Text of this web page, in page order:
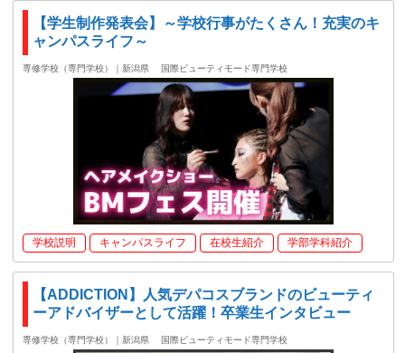
【学生制作発表会】～学校行事がたくさん！充実のキ
ャンパスライフ～
専修学校（専門学校）｜新潟県 国際ビューティモード専門学校
学校説明 キャンパスライフ 在校生紹介 学部学科紹介
【ADDICTION】人気デパコスブランドのビューティ
ーアドバイザーとして活躍！卒業生インタビュー
専修学校（専門学校）｜新潟県 国際ビューティモード専門学校